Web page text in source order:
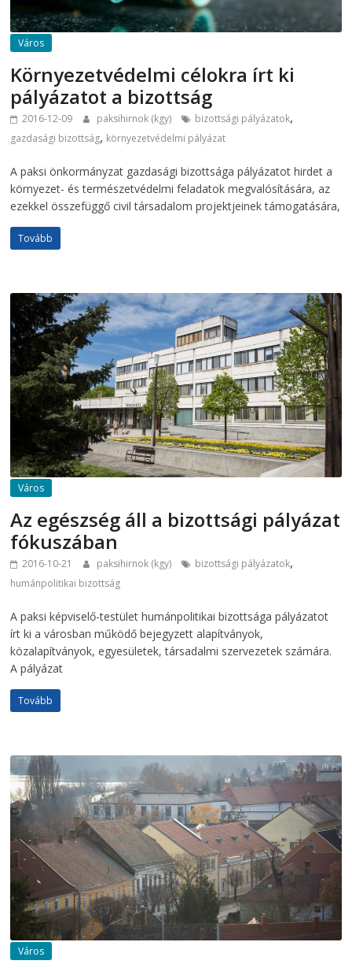
Város
Környezetvédelmi célokra írt ki
pályázatot a bizottság
2016-12-09 paksihirnok (kgy) bizottsági pályázatok,
gazdasági bizottság, környezetvédelmi pályázat
A paksi önkormányzat gazdasági bizottsága pályázatot hirdet a
környezet- és természetvédelmi feladatok megvalósítására, az
ezekkel összefüggő civil társadalom projektjeinek támogatására,
Tovább
Város
Az egészség áll a bizottsági pályázat
fókuszában
2016-10-21 paksihirnok (kgy) bizottsági pályázatok,
humánpolitikai bizottság
A paksi képviselő-testület humánpolitikai bizottsága pályázatot
írt ki a városban működő bejegyzett alapítványok,
közalapítványok, egyesületek, társadalmi szervezetek számára.
A pályázat
Tovább
Város